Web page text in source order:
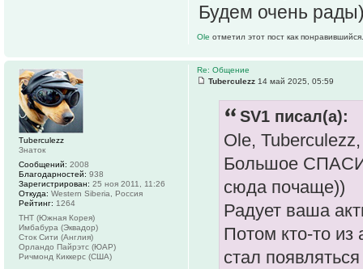
Будем очень
Ole отметил этот пост как понравившийся.
Re: Общение
Tuberculezz 14 май 2025, 05:59
SV1 писал(а):
Ole,
Большое
сюда почаще))
Радует ваша
Потом кто-то
стал
Tuberculezz
Знаток
Сообщений: 2008
Благодарностей: 938
Зарегистрирован: 25 ноя 2011, 11:26
Откуда: Western Siberia, Россия
Рейтинг: 1264
ТНТ (Южная Корея)
Имбабура (Эквадор)
Сток Сити (Англия)
Орландо Пайрэтс (ЮАР)
Ричмонд Киккерс (США)